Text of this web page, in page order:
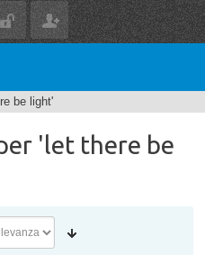
be light'
'let there be